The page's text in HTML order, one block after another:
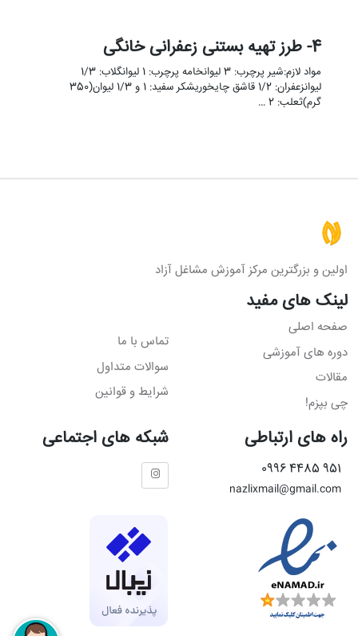
4- طرز تهیه بستنی زعفرانی خانگی
مواد لازم:شیر پرچرب: 3 لیوانخامه پرچرب: 1 لیوانگلاب: 1/3
لیوانزعفران: 1/2 قاشق چایخوریشکر سفید: 1 و 1/3 لیوان(350
گرم)ثعلب: 2 …
اولین و بزرگترین مرکز آموزش مشاغل آزاد
لینک های مفید
صفحه اصلی
دوره های آموزشی
مقالات
چی بپزم!
تماس با ما
سوالات متداول
شرایط و قوانین
راه های ارتباطی
951 4485 0996
nazlixmail@gmail.com
شبکه های اجتماعی